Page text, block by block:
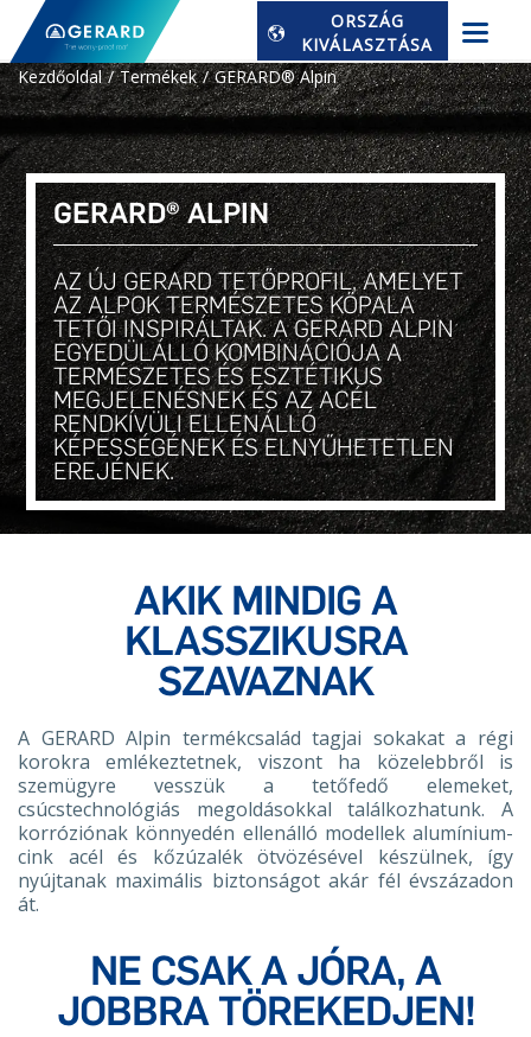
ORSZÁG
KIVÁLASZTÁSA
Kezdőoldal
Termékek GERARD® Alpin
GERARD® ALPIN
AZ ÚJ GERARD TETŐPROFIL, AMELYET
AZ ALPOK TERMÉSZETES KŐPALA
TETŐI INSPIRÁLTAK. A GERARD ALPIN
EGYEDÜLÁLLÓ KOMBINÁCIÓJA A
TERMÉSZETES ÉS ESZTÉTIKUS
MEGJELENÉSNEK ÉS AZ ACÉL
RENDKÍVÜLI ELLENÁLLÓ
KÉPESSÉGÉNEK ÉS ELNYŰHETETLEN
EREJÉNEK.
AKIK MINDIG A
KLASSZIKUSRA
SZAVAZNAK
A GERARD Alpin termékcsalád tagjai sokakat a régi
korokra emlékeztetnek, viszont ha közelebbről is
szemügyre vesszük a tetőfedő elemeket,
csúcstechnológiás megoldásokkal találkozhatunk. A
korróziónak könnyedén ellenálló modellek alumínium-
cink acél és kőzúzalék ötvözésével készülnek, így
nyújtanak maximális biztonságot akár fél évszázadon
át.
NE CSAK A JÓRA, A
JOBBRA TÖREKEDJEN!